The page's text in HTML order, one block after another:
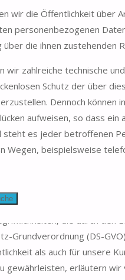
wir die Öffentlichkeit über
personenbezogenen
die ihnen zustehenden
zahlreiche technische
Schutz der über
Dennoch können
aufweisen, so dass ein
steht es jeder betroffenen
Wegen, beispielsweise
die durch den
Grundverordnung (DS-
als auch für unsere
gewährleisten, erläutern